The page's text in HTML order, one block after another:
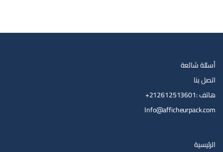
أسئلة شائعة
اتصل بنا
هاتف :212612513601+
Info@afficheurpack.com
الرئيسية